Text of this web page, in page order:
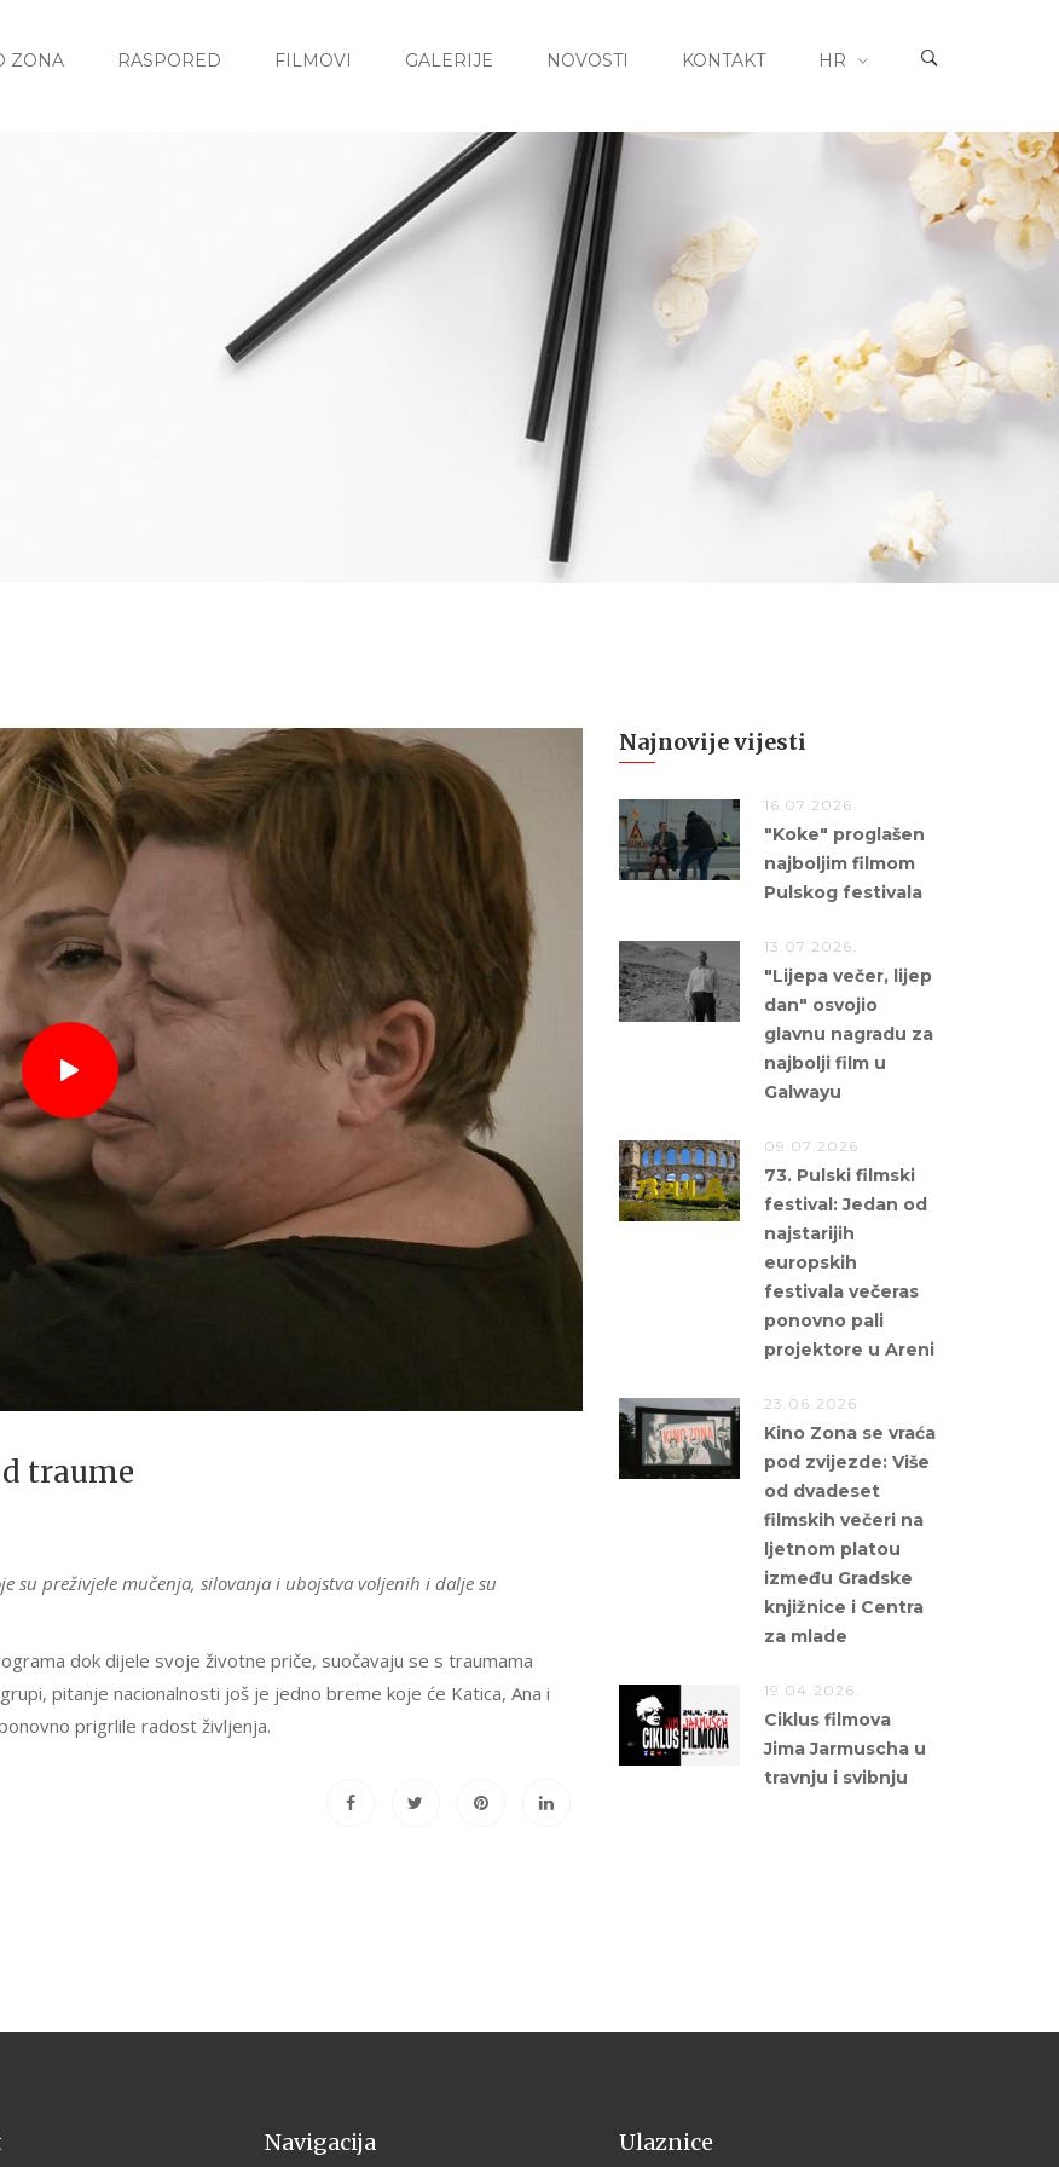
ZONA RASPORED FILMOVI GALERIJE NOVOSTI KONTAKT HR
traume
su preživjele mučenja, silovanja i ubojstva voljenih i dalje su
dok dijele svoje životne priče, suočavaju se s traumama
pitanje nacionalnosti još je jedno breme koje će Katica, Ana i
prigrlile radost življenja.
Najnovije vijesti
16.07.2026.
"Koke" proglašen
najboljim filmom
Pulskog festivala
13.07.2026.
"Lijepa večer, lijep
dan" osvojio
glavnu nagradu za
najbolji film u
Galwayu
09.07.2026.
73. Pulski filmski
festival: Jedan od
najstarijih
europskih
festivala večeras
ponovno pali
projektore u Areni
23.06.2026.
Kino Zona se vraća
pod zvijezde: Više
od dvadeset
filmskih večeri na
ljetnom platou
između Gradske
knjižnice i Centra
za mlade
19.04.2026.
Ciklus filmova
Jima Jarmuscha u
travnju i svibnju
Navigacija Ulaznice